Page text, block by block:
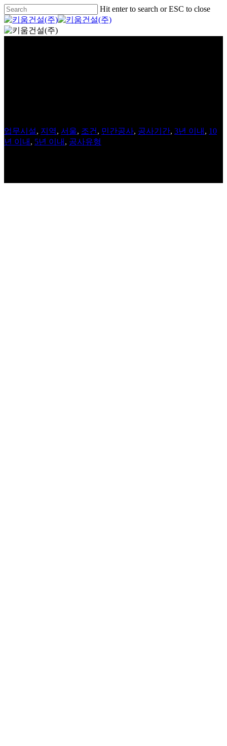
Skip
to
main
content
Hit enter to search or ESC to close
Close
Search
Menu
업무시설, 지역, 서울, 조건 , 민간공사, 공사기간, 3년 이내 , 10
년 이내 , 5년 이내 , 공사유형